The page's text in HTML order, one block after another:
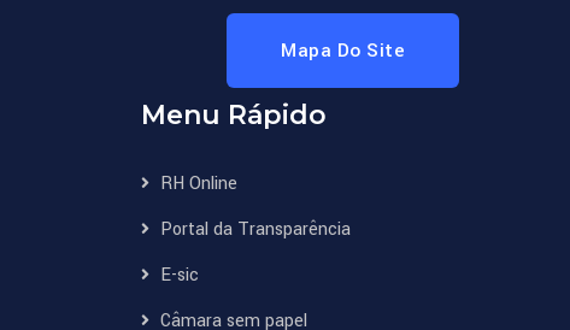
Mapa Do Site
Menu Rápido
RH Online
Portal da Transparência
E-sic
Câmara sem papel